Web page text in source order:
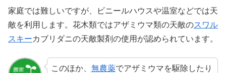
家庭では難しいですが、ビニールハウスや温室などでは天
敵を利用します。花木類ではアザミウマ類の天敵のスワル
スキーカブリダニの天敵製剤の使用が認められています。
このほか、 無農薬でアザミウマを駆除したり